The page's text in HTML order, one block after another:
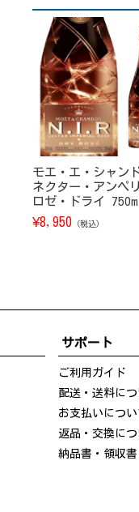
モエ・エ・シャン
ネクター・アンペ
ロゼ・ドライ
¥8,950 （税込）
サポート
ご利用ガイド
配送・送料につ
お支払いについ
返品・交換につ
納品書・領収